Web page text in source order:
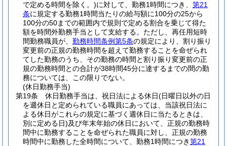
で定める時間を除く。)に対して、勤務1時間につき、 第21
条に規定する勤務1時間当たりの給与額に100分の25から
100分の50までの範囲内で規則で定める割合を乗じて得た
額を時間外勤務手当として支給する。 ただし、再任用短時
間勤務職員が、 勤務時間条例第5条の規定により、割り振り
変更前の正規の勤務時間を超えて勤務することを命ぜられ
てした勤務のうち、その勤務の時間と割り振り変更前の正
規の勤務時間との合計が38時間45分に達するまでの間の勤
務については、この限りでない。
(休日勤務手当)
第19条
休日勤務手当は、祝日法による休日(日曜日以外の日
を週休日と定められている職員にあっては、当該祝日法に
よる休日がこれらの規定に基づく週休日に当たるときは、
別に定める日)及び年末年始の休日において、正規の勤務時
間中に勤務することを命ぜられた職員に対し、正規の勤務
時間中に勤務した全時間について、勤務1時間につき第21